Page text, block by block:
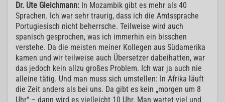
Dr. Ute Gleichmann: In Mozambik gibt es mehr als 40
Sprachen. Ich war sehr traurig, dass ich die Amtssprache
Portugiesisch nicht beherrsche. Teilweise wird auch
spanisch gesprochen, was ich immerhin ein bisschen
verstehe. Da die meisten meiner Kollegen aus Südamerika
kamen und wir teilweise auch Übersetzer dabeihatten, war
das jedoch kein allzu großes Problem. Ich war ja auch nie
alleine tätig. Und man muss sich umstellen: In Afrika läuft
die Zeit anders als bei uns. Da gibt es kein „morgen um 8
Uhr“ – dann wird es vielleicht 10 Uhr. Man wartet viel und